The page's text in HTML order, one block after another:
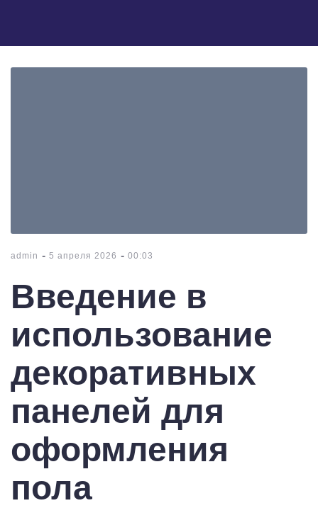
admin - 5 апреля 2026 - 00:03
Введение в
использование
декоративных
панелей для
оформления
пола